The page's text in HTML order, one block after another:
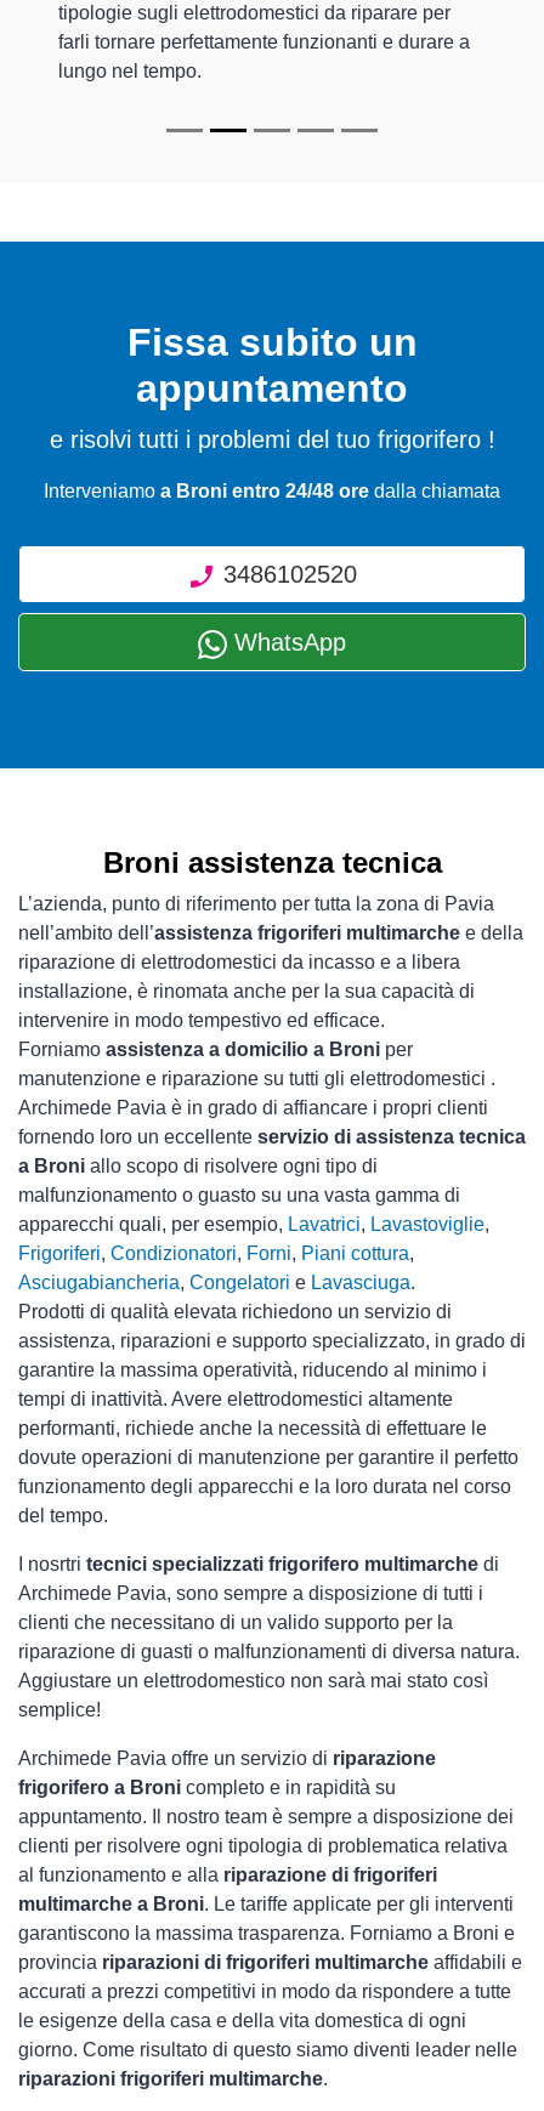
tipologie sugli elettrodomestici da riparare per
farli tornare perfettamente funzionanti e durare a
lungo nel tempo.
Fissa subito un
appuntamento
e risolvi tutti i problemi del tuo frigorifero !
Interveniamo a Broni entro 24/48 ore dalla chiamata
3486102520
WhatsApp
Broni assistenza tecnica
L’azienda, punto di riferimento per tutta la zona di Pavia
nell’ambito dell’assistenza frigoriferi multimarche e della
riparazione di elettrodomestici da incasso e a libera
installazione, è rinomata anche per la sua capacità di
intervenire in modo tempestivo ed efficace.
Forniamo assistenza a domicilio a Broni per
manutenzione e riparazione su tutti gli elettrodomestici .
Archimede Pavia è in grado di affiancare i propri clienti
fornendo loro un eccellente servizio di assistenza tecnica
a Broni allo scopo di risolvere ogni tipo di
malfunzionamento o guasto su una vasta gamma di
apparecchi quali, per esempio, Lavatrici, Lavastoviglie,
Frigoriferi, Condizionatori, Forni, Piani cottura,
Asciugabiancheria, Congelatori e Lavasciuga.
Prodotti di qualità elevata richiedono un servizio di
assistenza, riparazioni e supporto specializzato, in grado di
garantire la massima operatività, riducendo al minimo i
tempi di inattività. Avere elettrodomestici altamente
performanti, richiede anche la necessità di effettuare le
dovute operazioni di manutenzione per garantire il perfetto
funzionamento degli apparecchi e la loro durata nel corso
del tempo.
I nosrtri tecnici specializzati frigorifero multimarche di
Archimede Pavia, sono sempre a disposizione di tutti i
clienti che necessitano di un valido supporto per la
riparazione di guasti o malfunzionamenti di diversa natura.
Aggiustare un elettrodomestico non sarà mai stato così
semplice!
Archimede Pavia offre un servizio di riparazione
frigorifero a Broni completo e in rapidità su
appuntamento. Il nostro team è sempre a disposizione dei
clienti per risolvere ogni tipologia di problematica relativa
al funzionamento e alla riparazione di frigoriferi
multimarche a Broni. Le tariffe applicate per gli interventi
garantiscono la massima trasparenza. Forniamo a Broni e
provincia riparazioni di frigoriferi multimarche affidabili e
accurati a prezzi competitivi in modo da rispondere a tutte
le esigenze della casa e della vita domestica di ogni
giorno. Come risultato di questo siamo diventi leader nelle
riparazioni frigoriferi multimarche.